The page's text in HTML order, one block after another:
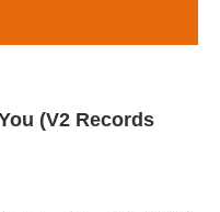
(V2 Records